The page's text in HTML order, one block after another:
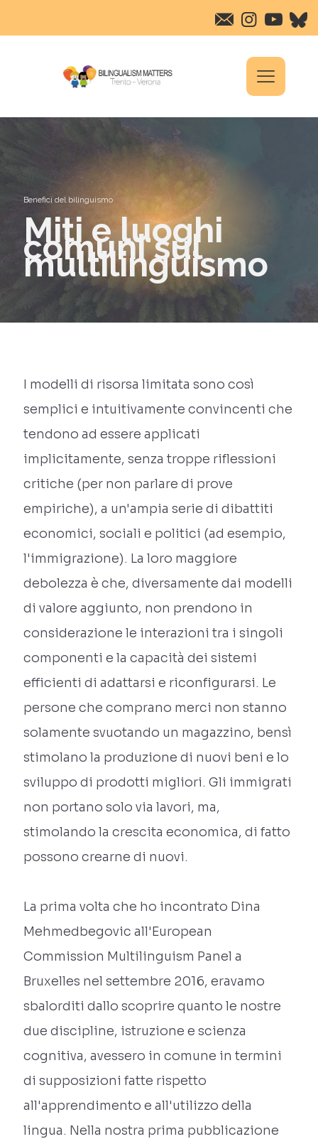
Benefici del bilinguismo
Miti e luoghi
comuni sul
multilinguismo
I modelli di risorsa limitata sono così
semplici e intuitivamente convincenti che
tendono ad essere applicati
implicitamente, senza troppe riflessioni
critiche (per non parlare di prove
empiriche), a un'ampia serie di dibattiti
economici, sociali e politici (ad esempio,
l'immigrazione). La loro maggiore
debolezza è che, diversamente dai modelli
di valore aggiunto, non prendono in
considerazione le interazioni tra i singoli
componenti e la capacità dei sistemi
efficienti di adattarsi e riconfigurarsi. Le
persone che comprano merci non stanno
solamente svuotando un magazzino, bensì
stimolano la produzione di nuovi beni e lo
sviluppo di prodotti migliori. Gli immigrati
non portano solo via lavori, ma,
stimolando la crescita economica, di fatto
possono crearne di nuovi.
La prima volta che ho incontrato Dina
Mehmedbegovic all'European
Commission Multilinguism Panel a
Bruxelles nel settembre 2016, eravamo
sbalorditi dallo scoprire quanto le nostre
due discipline, istruzione e scienza
cognitiva, avessero in comune in termini
di supposizioni fatte rispetto
all'apprendimento e all'utilizzo della
lingua. Nella nostra prima pubblicazione